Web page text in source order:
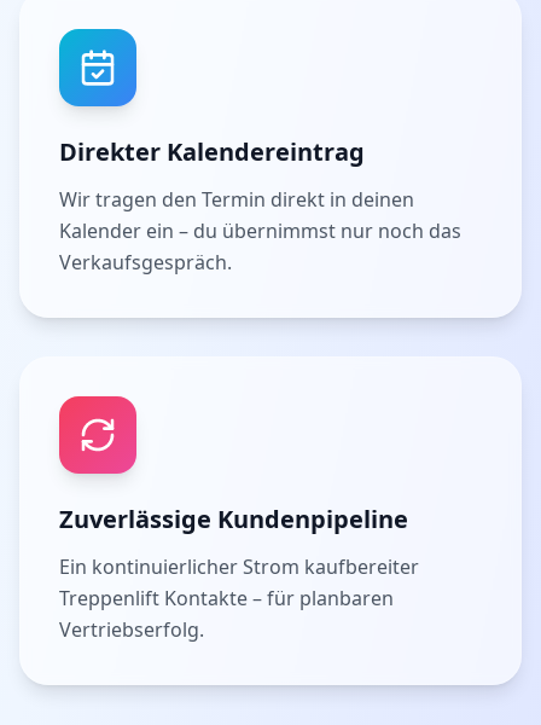
Direkter Kalendereintrag
Wir tragen den Termin direkt in deinen
Kalender ein – du übernimmst nur noch das
Verkaufsgespräch.
Zuverlässige Kundenpipeline
Ein kontinuierlicher Strom kaufbereiter
Treppenlift Kontakte – für planbaren
Vertriebserfolg.